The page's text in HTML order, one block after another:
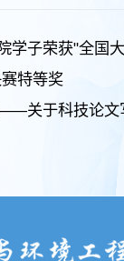
学子荣获"全国
特等奖
关于科技论文